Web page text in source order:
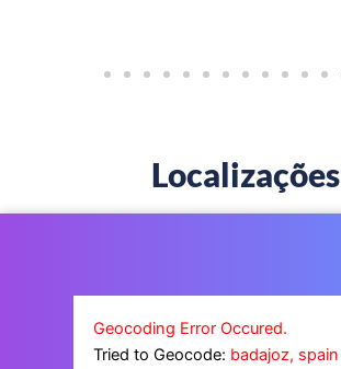
Localizações
Geocoding Error Occured.
Tried to Geocode: badajoz, spain